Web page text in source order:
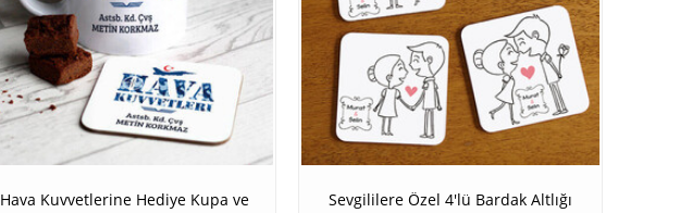
Hava Kuvvetlerine Hediye Kupa ve
Sevgililere Özel 4'lü Bardak Altlığı